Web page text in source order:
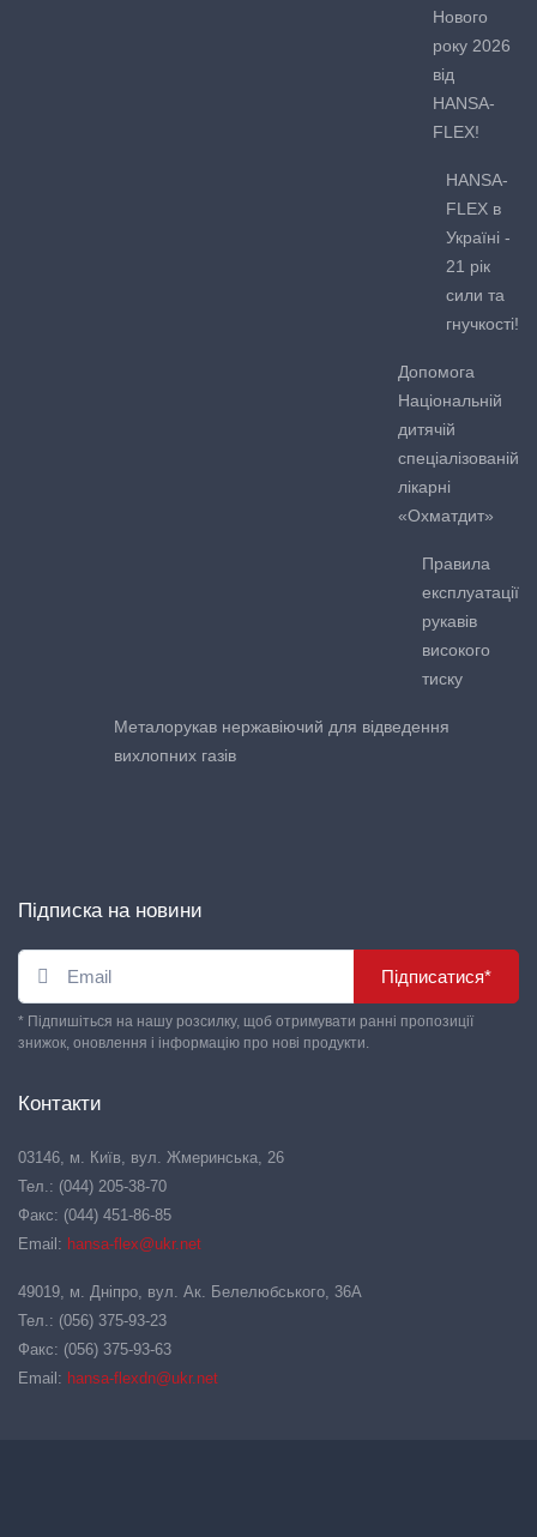
Нового
року 2026
від
HANSA-
FLEX!
HANSA-
FLEX в
Україні -
21 рік
сили та
гнучкості!
Допомога
Національній
дитячій
спеціалізованій
лікарні
«Охматдит»
Правила
експлуатації
рукавів
високого
тиску
Металорукав нержавіючий для відведення
вихлопних газів
Підписка на новини
Підписатися*
* Підпишіться на нашу розсилку, щоб отримувати ранні пропозиції
знижок, оновлення і інформацію про нові продукти.
Контакти
03146, м. Київ, вул. Жмеринська, 26
Тел.: (044) 205-38-70
Факс: (044) 451-86-85
Email: hansa-flex@ukr.net
49019, м. Дніпро, вул. Ак. Белелюбського, 36А
Тел.: (056) 375-93-23
Факс: (056) 375-93-63
Email: hansa-flexdn@ukr.net